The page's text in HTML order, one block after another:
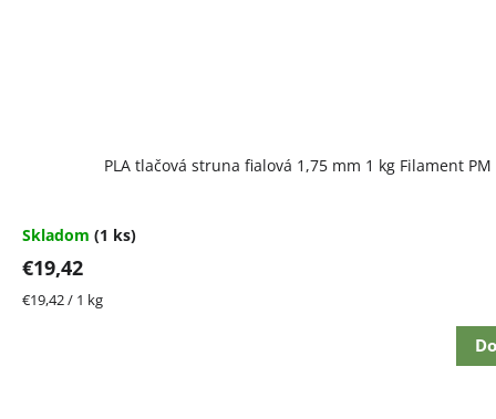
PLA tlačová struna fialová 1,75 mm 1 kg Filament PM
Skladom (1 ks)
€19,42
Jednotková
€19,42 / 1 kg